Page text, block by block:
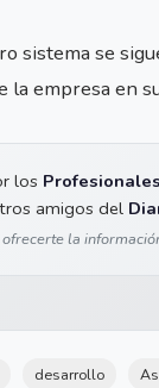
sistema se
la empresa en
los
amigos del
la
desarrollo